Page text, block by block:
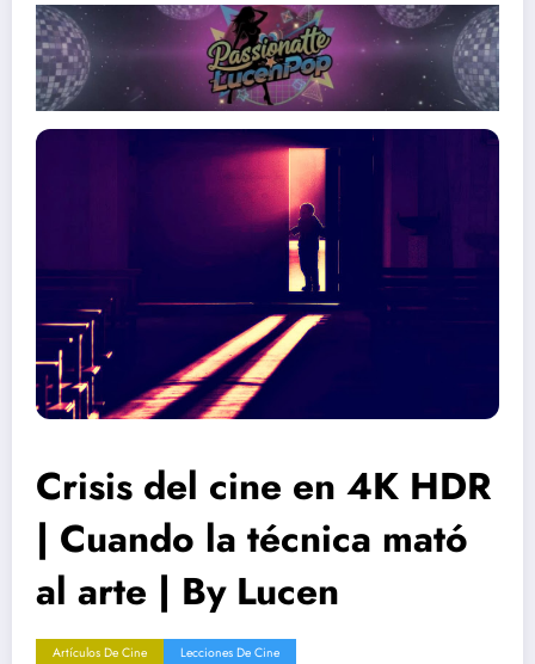
Crisis del cine en 4K HDR
| Cuando la técnica mató
al arte | By Lucen
Artículos De Cine
Lecciones De Cine